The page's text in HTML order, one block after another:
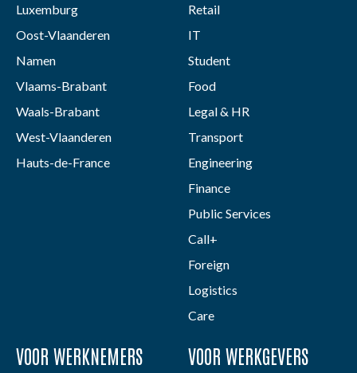
Luxemburg
Oost-Vlaanderen
Namen
Vlaams-Brabant
Waals-Brabant
West-Vlaanderen
Hauts-de-France
Retail
IT
Student
Food
Legal & HR
Transport
Engineering
Finance
Public Services
Call+
Foreign
Logistics
Care
VOOR WERKNEMERS VOOR WERKGEVERS